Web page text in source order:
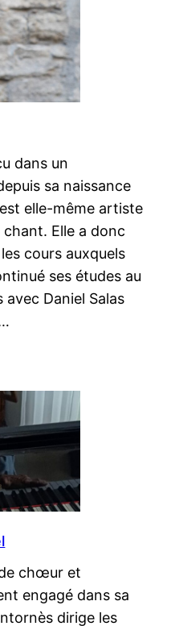
dans un
sa naissance
elle-même artiste
Elle a donc
cours auxquels
ses études au
Daniel Salas
chœur et
engagé dans sa
dirige les